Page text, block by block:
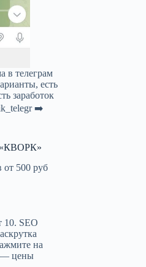
в телеграм
есть
заработок
➡️
500 руб
10. SEO
на
— цены